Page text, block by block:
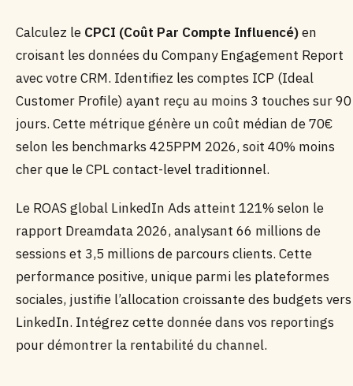
Calculez le CPCI (Coût Par Compte Influencé)en
croisant les données du Company Engagement Report
avec votre CRM. Identifiez les comptes ICP (Ideal
Customer Profile) ayant reçu au moins 3 touches sur 90
jours. Cette métrique génère un coût médian de 70€
selon les benchmarks 425PPM 2026, soit 40% moins
cher que le CPL contact-level traditionnel.
Le ROAS global LinkedIn Ads atteint 121% selon le
rapport Dreamdata 2026, analysant 66 millions de
sessions et 3,5 millions de parcours clients. Cette
performance positive, unique parmi les plateformes
sociales, justifie l’allocation croissante des budgets vers
LinkedIn. Intégrez cette donnée dans vos reportings
pour démontrer la rentabilité du channel.